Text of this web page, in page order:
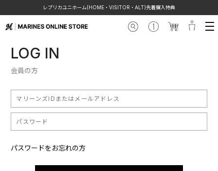
レプリカユニホーム(HOME・VISITOR・ALT)先着購入特典
LOG IN
会員の方
パスワードをお忘れの方